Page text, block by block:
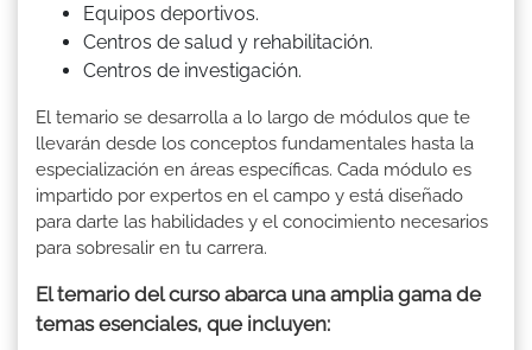
Equipos deportivos.
Centros de salud y rehabilitación.
Centros de investigación.
El temario se desarrolla a lo largo de módulos que te
llevarán desde los conceptos fundamentales hasta la
especialización en áreas específicas. Cada módulo es
impartido por expertos en el campo y está diseñado
para darte las habilidades y el conocimiento necesarios
para sobresalir en tu carrera.
El temario del curso abarca una amplia gama de
temas esenciales, que incluyen: